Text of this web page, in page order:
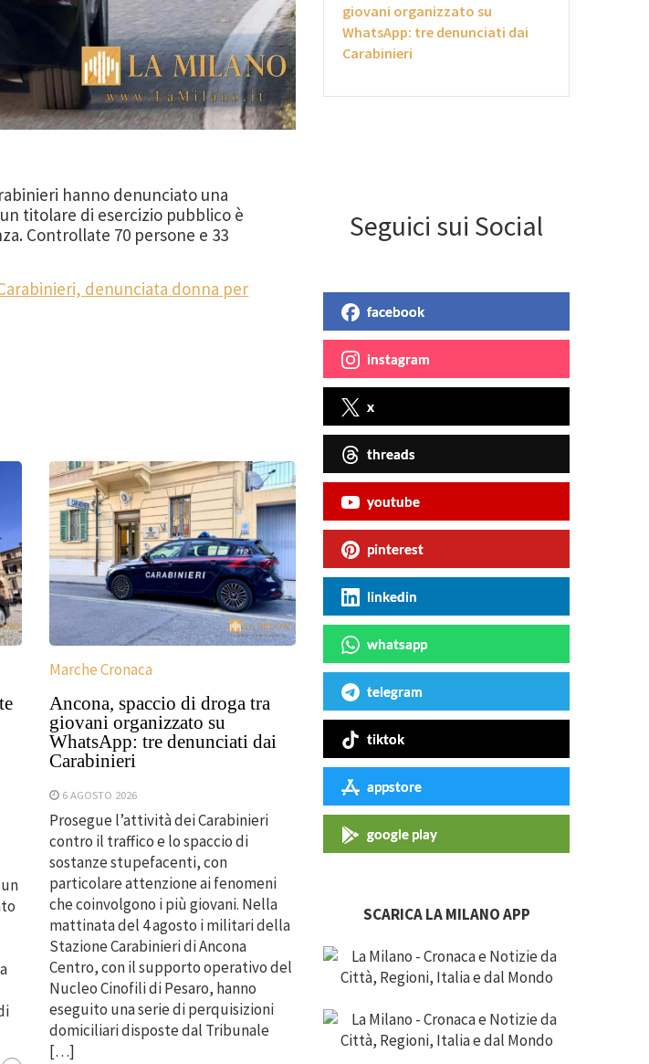
hanno denunciato una
titolare di esercizio pubblico è
Controllate 70 persone e 33
denunciata donna per
Marche Cronaca
Ancona, spaccio di droga tra
giovani organizzato su
WhatsApp: tre denunciati dai
Carabinieri
6 AGOSTO 2026
Prosegue l’attività dei Carabinieri
contro il traffico e lo spaccio di
sostanze stupefacenti, con
particolare attenzione ai fenomeni
che coinvolgono i più giovani. Nella
mattinata del 4 agosto i militari della
Stazione Carabinieri di Ancona
Centro, con il supporto operativo del
Nucleo Cinofili di Pesaro, hanno
eseguito una serie di perquisizioni
domiciliari disposte dal Tribunale
[…]
giovani organizzato su
WhatsApp: tre denunciati dai
Carabinieri
Seguici sui Social
facebook
instagram
x
threads
youtube
pinterest
linkedin
whatsapp
telegram
tiktok
appstore
google play
SCARICA LA MILANO APP